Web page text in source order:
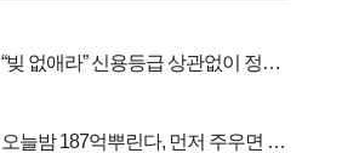
“빚 없애라” 신용등급 상관없이 정부
오늘밤 187억뿌린다, 먼저 주우면 최